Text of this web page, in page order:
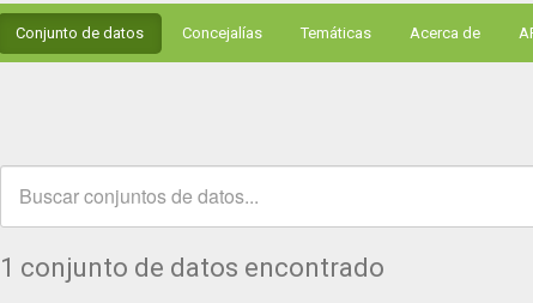
Conjunto de datos Concejalías Temáticas Acerca de
1 conjunto de datos encontrado